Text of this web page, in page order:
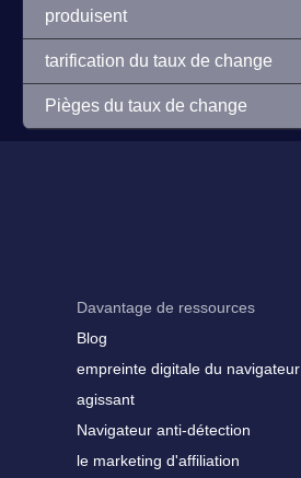
produisent
tarification du taux de change
Pièges du taux de change
Davantage de ressources
Blog
empreinte digitale du navigateur
agissant
Navigateur anti-détection
le marketing d'affiliation